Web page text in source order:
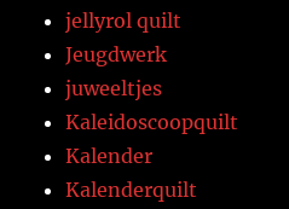
jellyrol quilt
Jeugdwerk
juweeltjes
Kaleidoscoopquilt
Kalender
Kalenderquilt